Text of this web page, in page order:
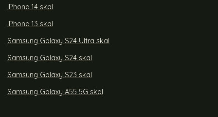
iPhone 14 skal
iPhone 13 skal
Samsung Galaxy S24 Ultra skal
Samsung Galaxy S24 skal
Samsung Galaxy S23 skal
Samsung Galaxy A55 5G skal